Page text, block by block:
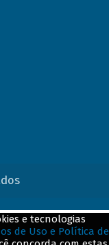
e tecnologias
de Uso e Política de